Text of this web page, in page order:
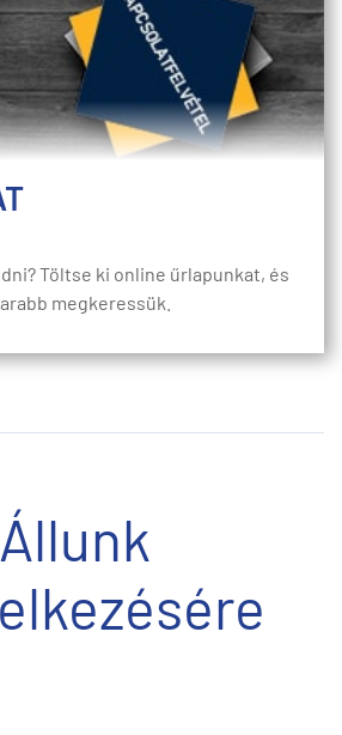
Töltse ki online űrlapunkat, és
megkeressük.
Állunk